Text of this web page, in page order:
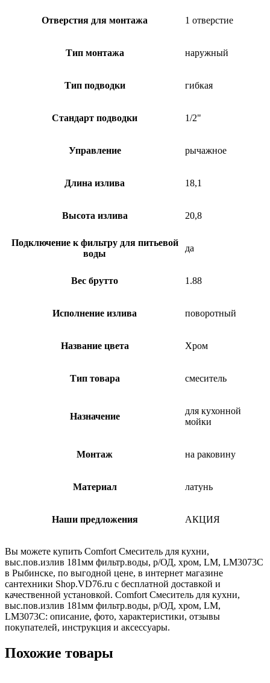
Отверстия для монтажа 1 отверстие
Тип монтажа наружный
Тип подводки гибкая
Стандарт подводки 1/2"
Управление рычажное
Длина излива 18,1
Высота излива 20,8
Подключение к фильтру для питьевой
воды
да
Вес брутто 1.88
Исполнение излива поворотный
Название цвета Хром
Тип товара смеситель
Назначение
для кухонной
мойки
Монтаж на раковину
Материал латунь
Наши предложения АКЦИЯ
Вы можете купить Comfort Смеситель для кухни,
выс.пов.излив 181мм фильтр.воды, р/ОД, хром, LM, LM3073C
в Рыбинске, по выгодной цене, в интернет магазине
сантехники Shop.VD76.ru с бесплатной доставкой и
качественной установкой. Comfort Смеситель для кухни,
выс.пов.излив 181мм фильтр.воды, р/ОД, хром, LM,
LM3073C: описание, фото, характеристики, отзывы
покупателей, инструкция и аксессуары.
Похожие товары